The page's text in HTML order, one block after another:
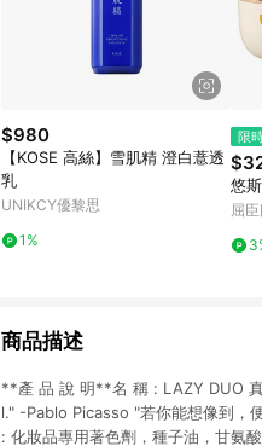
$980
【KOSE 高絲】雪肌精 澄白薏透
乳
UNIKCY優黎思
1%
限
悠
屈
商品描述
**產 品 說 明**名 稱 : LAZY DUO
l." -Pablo Picasso "若你能想像到，
: 化妝品專用著色劑，種子油，甘